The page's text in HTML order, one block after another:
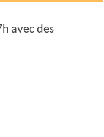
avec des